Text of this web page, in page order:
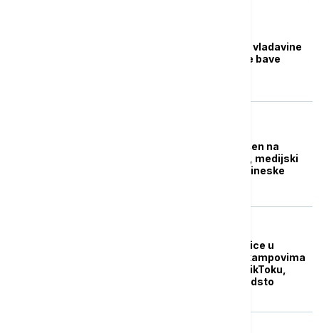
Peking: Kina je država vladavine
zakona, novinari da se bave
Novinar BBC-ja uhapšen na
protestima u Šangaju, medijski
gigant tvrdi da su ga kineske
BBC: Raseljene porodice u
sirijskim izbegličkim kampovima
mole za donacije na TikToku,
kompanija uzima 70 odsto